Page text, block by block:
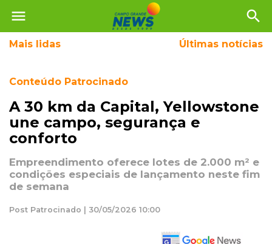
menu search
Mais lidas Últimas notícias
Conteúdo Patrocinado
A 30 km da Capital, Yellowstone
une campo, segurança e
conforto
Empreendimento oferece lotes de 2.000 m² e
condições especiais de lançamento neste fim
de semana
Post Patrocinado | 30/05/2026 10:00